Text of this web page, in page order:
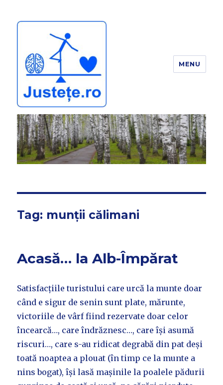
JUSTEȚE
MENU
Tag: munții călimani
Acasă… la Alb-Împărat
Satisfacțiile turistului care urcă la munte doar
când e sigur de senin sunt plate, mărunte,
victoriile de vârf fiind rezervate doar celor
încearcă…, care îndrăznesc…, care își asumă
riscuri…, care s-au ridicat degrabă din pat deși
toată noaptea a plouat (în timp ce la munte a
nins bogat), își lasă mașinile la poalele pădurii